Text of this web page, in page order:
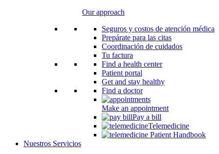
Our approach
Seguros y costos de atención médica
Prepárate para las citas
Coordinación de cuidados
Tu factura
Find a health center
Patient portal
Get and stay healthy
Find a doctor
Make an appointment
Pay a bill
Telemedicine
Patient Handbook
Nuestros Servicios